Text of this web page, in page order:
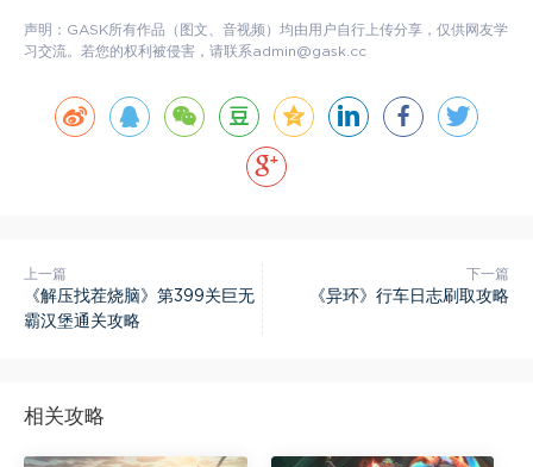
声明：GASK所有作品（图文、音视频）均由用户自行上传分享，仅供网友学
习交流。若您的权利被侵害，请联系admin@gask.cc
上一篇
《解压找茬烧脑》第399关巨无
霸汉堡通关攻略
下一篇
《异环》行车日志刷取攻略
相关攻略